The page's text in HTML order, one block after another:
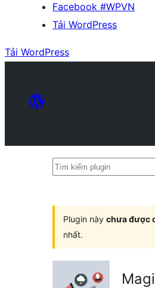
Facebook #WPVN
Tải WordPress
Tải WordPress
Tìm
Plugin này chưa được
nhất.